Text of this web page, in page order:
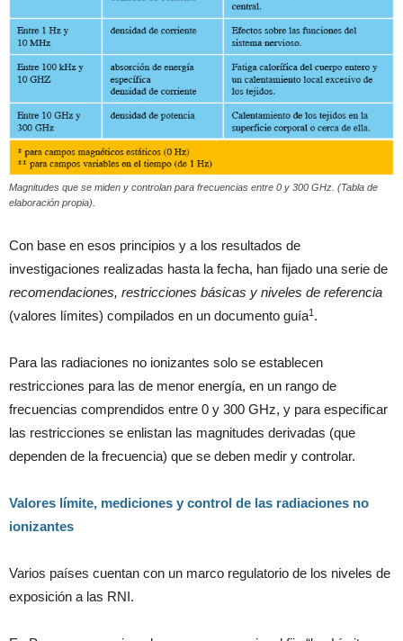
Magnitudes que se miden y controlan para frecuencias entre 0 y 300 GHz. (Tabla de
elaboración propia).
Con base en esos principios y a los resultados de
investigaciones realizadas hasta la fecha, han fijado una serie de
recomendaciones, restricciones básicas y niveles de referencia
(valores límites) compilados en un documento guía1 .
Para las radiaciones no ionizantes solo se establecen
restricciones para las de menor energía, en un rango de
frecuencias comprendidos entre 0 y 300 GHz, y para especificar
las restricciones se enlistan las magnitudes derivadas (que
dependen de la frecuencia) que se deben medir y controlar.
Valores límite, mediciones y control de las radiaciones no
ionizantes
Varios países cuentan con un marco regulatorio de los niveles de
exposición a las RNI.